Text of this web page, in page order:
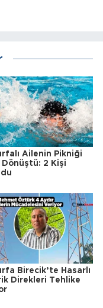
Ailenin Pikniği
Dönüştü: 2 Kişi
Birecik’te Hasarlı
Direkleri Tehlike